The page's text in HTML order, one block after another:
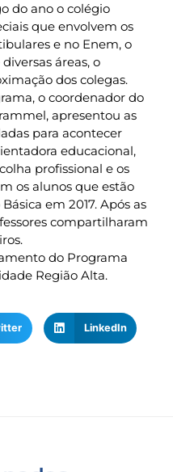
do ano o colégio
que envolvem os
e no Enem, o
áreas, o
dos colegas.
o coordenador do
apresentou as
para acontecer
educacional,
profissional e os
os alunos que estão
em 2017. Após as
compartilharam
do Programa
Região Alta.
LinkedIn